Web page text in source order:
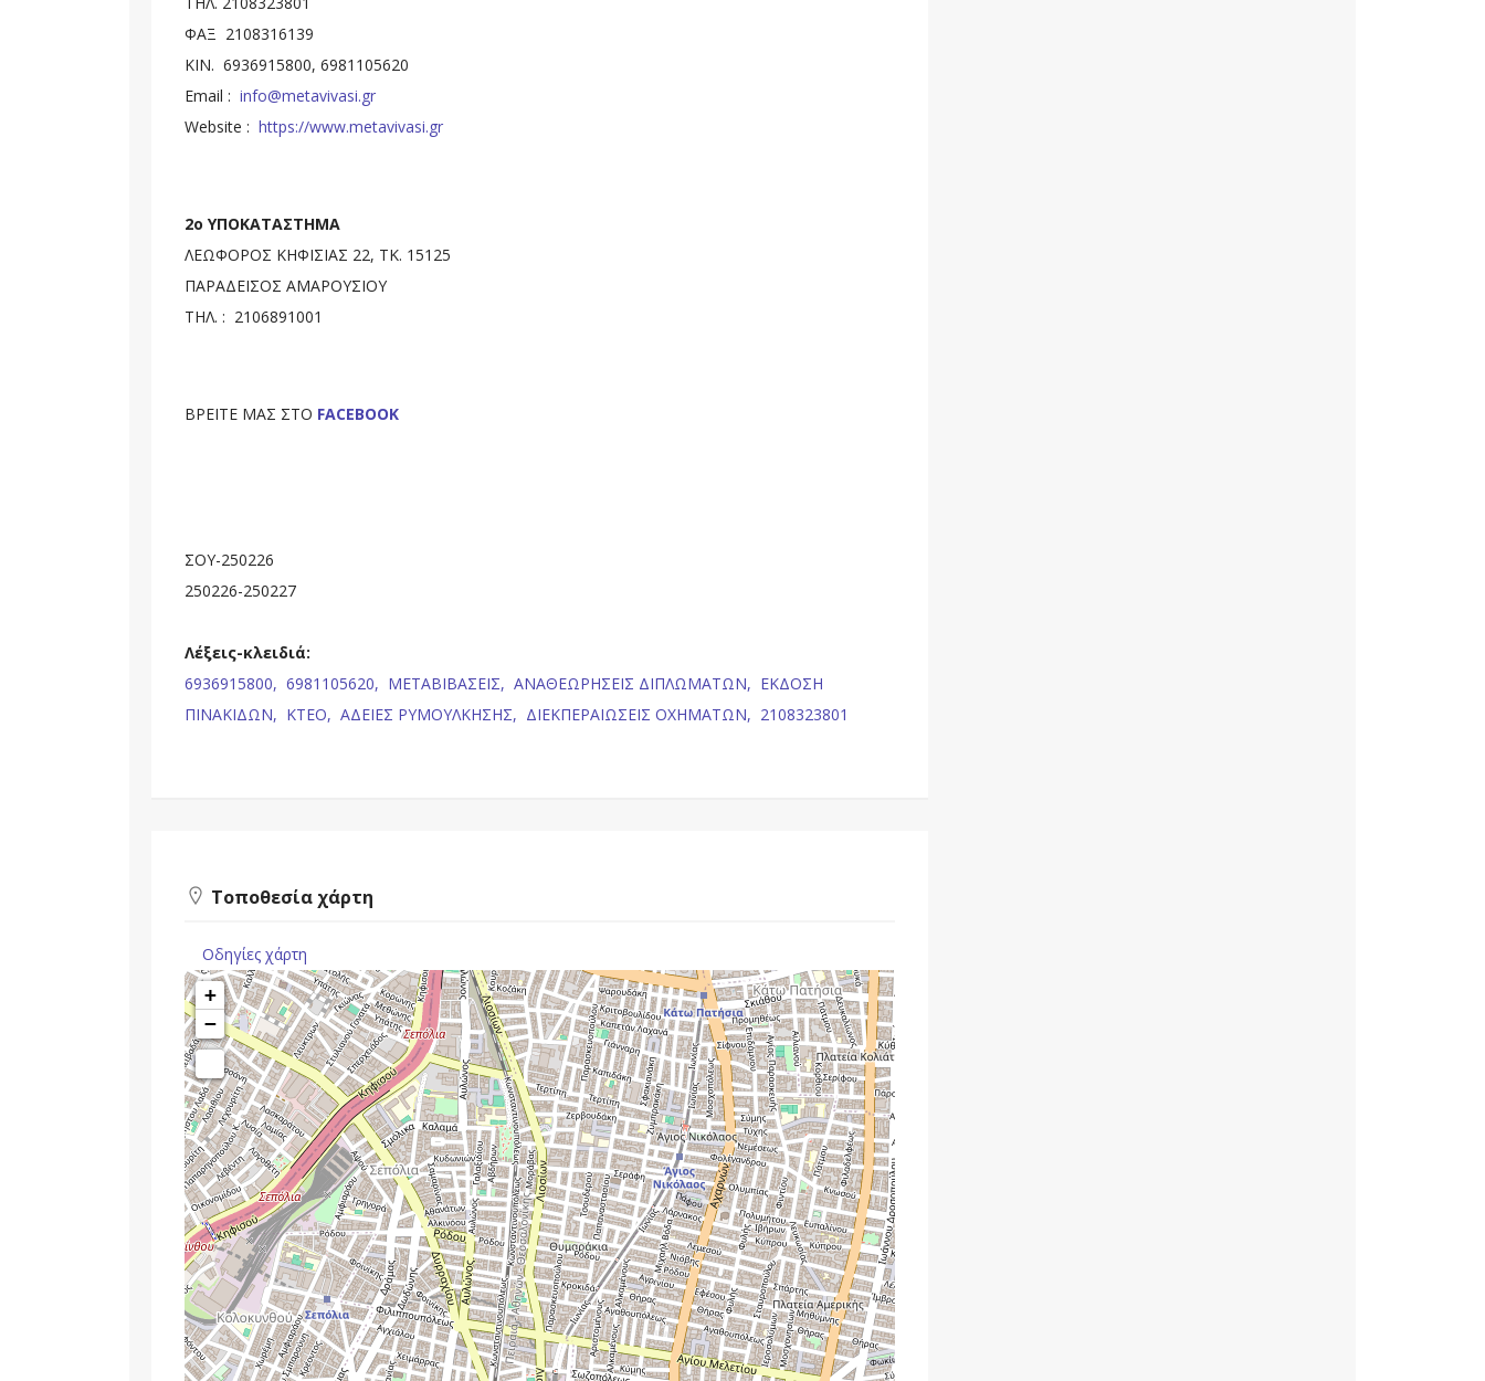
ΦΑΞ 2108316139
ΚΙΝ. 6936915800, 6981105620
Email : info@metavivasi.gr
Website : https://www.metavivasi.gr
2o ΥΠΟΚΑΤΑΣΤΗΜΑ
ΛΕΩΦΟΡΟΣ ΚΗΦΙΣΙΑΣ 22, ΤΚ. 15125
ΠΑΡΑΔΕΙΣΟΣ ΑΜΑΡΟΥΣΙΟΥ
ΤΗΛ. : 2106891001
BΡΕΙΤΕ ΜΑΣ ΣΤΟ FACEBOOK
ΣΟΥ-250226
250226-250227
Λέξεις-κλειδιά:
6936915800, 6981105620, ΜΕΤΑΒΙΒΑΣΕΙΣ, ΑΝΑΘΕΩΡΗΣΕΙΣ ΔΙΠΛΩΜΑΤΩΝ, ΕΚΔΟΣΗ
ΠΙΝΑΚΙΔΩΝ, ΚΤΕΟ, ΑΔΕΙΕΣ ΡΥΜΟΥΛΚΗΣΗΣ, ΔΙΕΚΠΕΡΑΙΩΣΕΙΣ ΟΧΗΜΑΤΩΝ, 2108323801
Τοποθεσία χάρτη
Οδηγίες χάρτη
+
−